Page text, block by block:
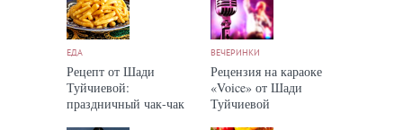
ЕДА
Рецепт от Шади
Туйчиевой:
праздничный чак-чак
ВЕЧЕРИНКИ
Рецензия на караоке
«Voice» от Шади
Туйчиевой